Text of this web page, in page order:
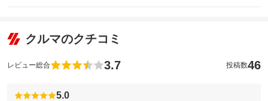
クルマのクチコミ
レビュー総合 3.7 投稿数46
5.0